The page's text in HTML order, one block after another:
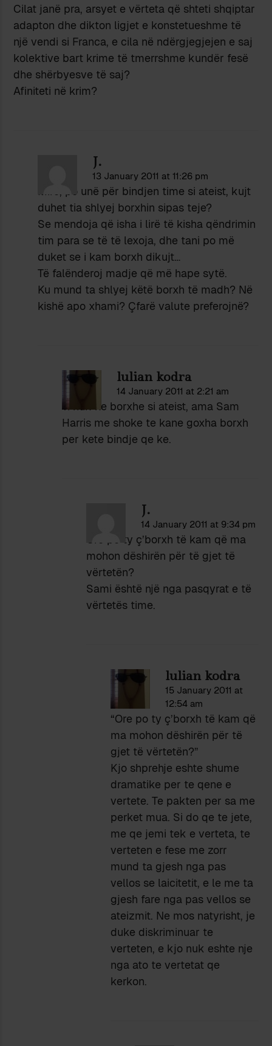
Cilat janë pra, arsyet e vërteta që shteti shqiptar
adapton dhe dikton ligjet e konstetueshme të
një vendi si Franca, e cila në ndërgjegjejen e saj
kolektive bart krime të tmerrshme kundër fesë
dhe shërbyesve të saj?
Afiniteti në krim?
J.
13 January 2011 at 11:26 pm
Mirë, po unë për bindjen time si ateist, kujt
duhet tia shlyej borxhin sipas teje?
Se mendoja që isha i lirë të kisha qëndrimin
tim para se të të lexoja, dhe tani po më
duket se i kam borxh dikujt…
Të falënderoj madje që më hape sytë.
Ku mund ta shlyej këtë borxh të madh? Në
kishë apo xhami? Çfarë valute preferojnë?
lulian kodra
14 January 2011 at 2:21 am
Ti nuk ke borxhe si ateist, ama Sam
Harris me shoke te kane goxha borxh
per kete bindje qe ke.
J.
14 January 2011 at 9:34 pm
Ore po ty ç’borxh të kam që ma
mohon dëshirën për të gjet të
vërtetën?
Sami është një nga pasqyrat e të
vërtetës time.
lulian kodra
15 January 2011 at
12:54 am
“Ore po ty ç’borxh të kam që
ma mohon dëshirën për të
gjet të vërtetën?”
Kjo shprehje eshte shume
dramatike per te qene e
vertete. Te pakten per sa me
perket mua. Si do qe te jete,
me qe jemi tek e verteta, te
verteten e fese me zorr
mund ta gjesh nga pas
vellos se laicitetit, e le me ta
gjesh fare nga pas vellos se
ateizmit. Ne mos natyrisht, je
duke diskriminuar te
verteten, e kjo nuk eshte nje
nga ato te vertetat qe
kerkon.